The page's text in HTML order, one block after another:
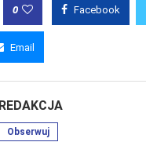
0 Facebook
Email
REDAKCJA
Obserwuj